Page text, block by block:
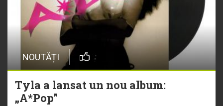
NOUTĂȚI
Tyla a lansat un nou album:
„A*Pop”